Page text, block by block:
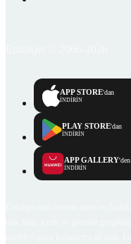
APP STORE'dan
İNDİRİN
PLAY STORE'dan
İNDİRİN
APP GALLERY'den
İNDİRİN